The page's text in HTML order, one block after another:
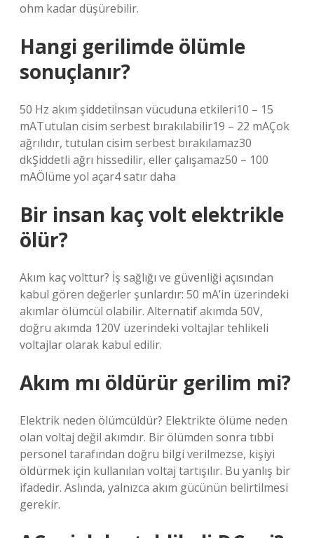
ohm kadar düşürebilir.
Hangi gerilimde ölümle
sonuçlanır?
50 Hz akım şiddetiİnsan vücuduna etkileri10 – 15
mATutulan cisim serbest bırakılabilir19 – 22 mAÇok
ağrılıdır, tutulan cisim serbest bırakılamaz30
dkŞiddetli ağrı hissedilir, eller çalışamaz50 – 100
mAÖlüme yol açar4 satır daha
Bir insan kaç volt elektrikle
ölür?
Akım kaç volttur? İş sağlığı ve güvenliği açısından
kabul gören değerler şunlardır: 50 mA’in üzerindeki
akımlar ölümcül olabilir. Alternatif akımda 50V,
doğru akımda 120V üzerindeki voltajlar tehlikeli
voltajlar olarak kabul edilir.
Akım mı öldürür gerilim mi?
Elektrik neden ölümcüldür? Elektrikte ölüme neden
olan voltaj değil akımdır. Bir ölümden sonra tıbbi
personel tarafından doğru bilgi verilmezse, kişiyi
öldürmek için kullanılan voltaj tartışılır. Bu yanlış bir
ifadedir. Aslında, yalnızca akım gücünün belirtilmesi
gerekir.